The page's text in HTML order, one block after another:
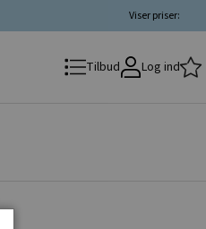
Viser priser:
Tilbud Log ind